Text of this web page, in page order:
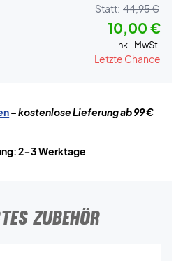
Statt: 44,95 €
10,00 €
inkl. MwSt.
Letzte Chance
– kostenlose Lieferung ab 99 €
2-3 Werktage
ZUBEHÖR